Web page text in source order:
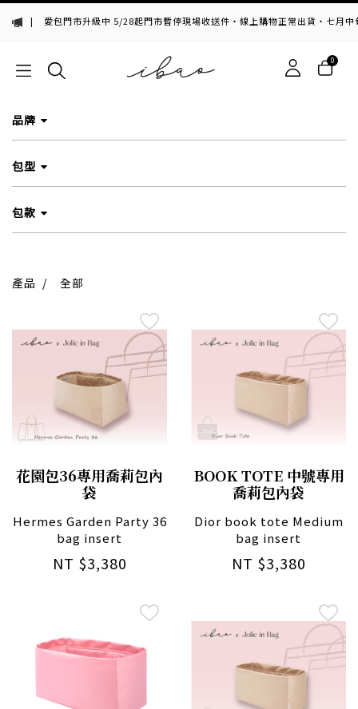
愛包門市升級中 5/28起門市暫停現場收送件・線上購物正常出貨・七月中旬，
0
品牌
包型
包款
產品 / 全部
花園包36專用喬莉包內
袋
Hermes Garden Party 36
bag insert
NT $3,380
BOOK TOTE 中號專用
喬莉包內袋
Dior book tote Medium
bag insert
NT $3,380